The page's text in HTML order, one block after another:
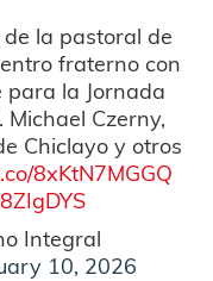
la pastoral de
fraterno con
la Jornada
Czerny,
Chiclayo y otros
8xKtN7MGGQ
Integral
10, 2026